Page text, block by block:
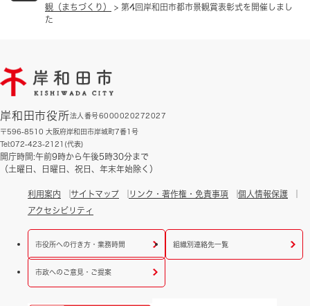
観（まちづくり）
> 第4回岸和田市都市景観賞表彰式を開催しまし
た
岸和田市役所法人番号6000020272027
〒596-8510 大阪府岸和田市岸城町7番1号
Tel:072-423-2121(代表)
開庁時間:午前9時から午後5時30分まで
（土曜日、日曜日、祝日、年末年始除く）
利用案内 サイトマップ リンク・著作権・免責事項
個人情報保護
アクセシビリティ
市役所への行き方・業務時間 組織別連絡先一覧
市政へのご意見・ご提案